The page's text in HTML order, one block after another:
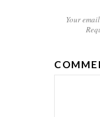
Your